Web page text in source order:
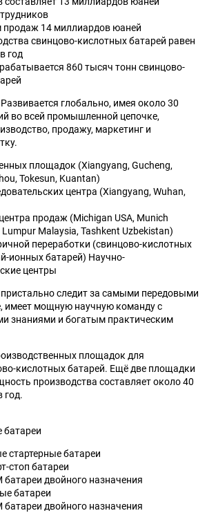
продаж 14 миллиардов юаней
свинцово-кислотных батарей равен
год
860 тысяч тонн свинцово-
глобально, имея около 30
во всей промышленной цепочке,
продажу, маркетинг и
площадок (Xiangyang, Gucheng,
Tokesun, Kuantan)
центра (Xiangyang, Wuhan,
продаж (Michigan USA, Munich
Malaysia, Tashkent Uzbekistan)
переработки (свинцово-кислотных
ионных батарей) Научно-
центры
следит за самыми передовыми
имеет мощную научную команду с
знаниями и богатым практическим
площадок для
кислотных батарей. Ещё две площадки
производства составляет около 40
год.
стартерные батареи
стоп батареи
батареи двойного назначения
батареи
батареи двойного назначения